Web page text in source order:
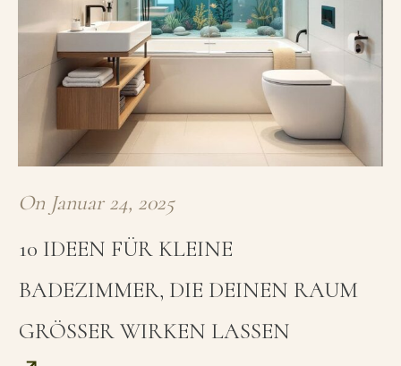
On Januar 24, 2025
10 IDEEN FÜR KLEINE
BADEZIMMER, DIE DEINEN RAUM
GRÖSSER WIRKEN LASSEN